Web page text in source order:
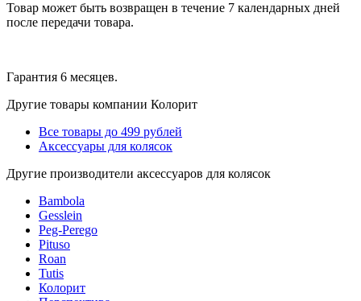
Товар может быть возвращен в течение 7 календарных дней
после передачи товара.
Гарантия 6 месяцев.
Другие товары компании Колорит
Все товары до 499 рублей
Аксессуары для колясок
Другие производители аксессуаров для колясок
Bambola
Gesslein
Peg-Perego
Pituso
Roan
Tutis
Колорит